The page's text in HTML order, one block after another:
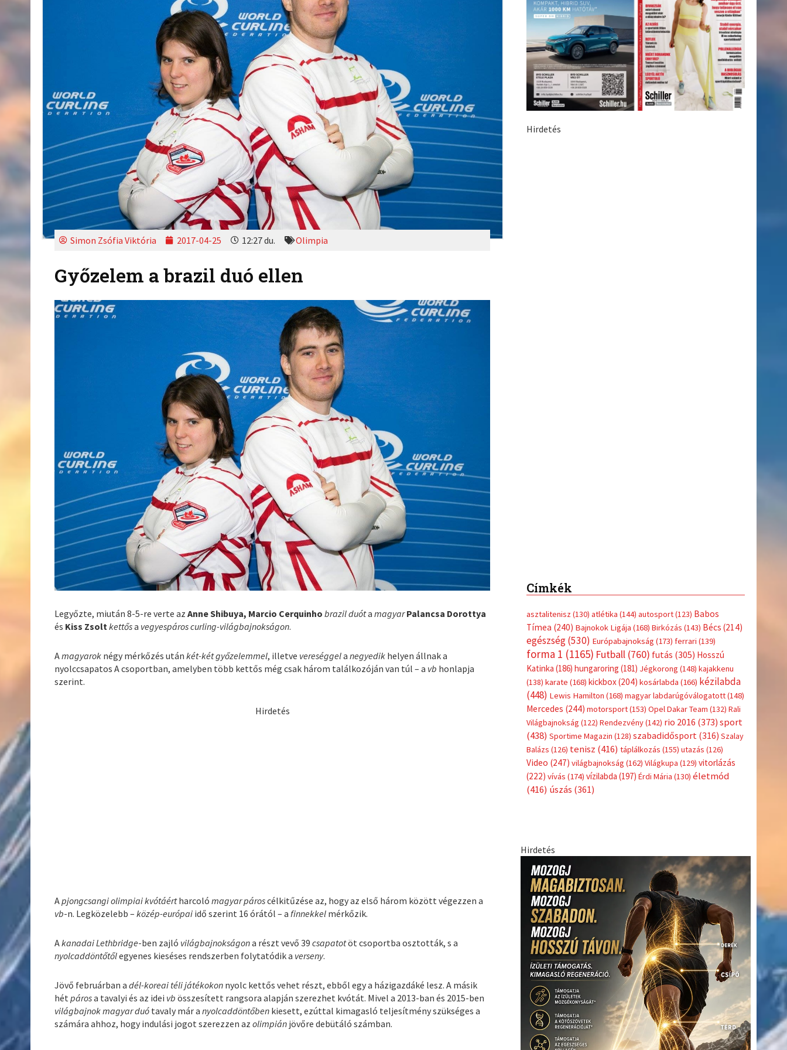
Simon Zsófia Viktória 2017-04-25 12:27 du. Olimpia
Győzelem a brazil duó ellen
Legyőzte, miután 8-5-re verte azAnne Shibuya, Marcio Cerquinho brazil duótamagyarPalancsa Dorottya
és Kiss Zsoltkettősa vegyespáros curling-világbajnokságon.
Amagyarok négy mérkőzés utánkét-két győzelemmel, illetve vereséggelanegyedik helyen állnak a
nyolccsapatos A csoportban, amelyben több kettős még csak három találkozóján van túl – a vb honlapja
szerint.
Hirdetés
Apjongcsangi olimpiai kvótáértharcolómagyar pároscélkitűzése az, hogy az első három között végezzen a
vb-n. Legközelebb –közép-európai idő szerint 16 órától – afinnekkel mérkőzik.
Akanadai Lethbridge-ben zajló világbajnokságona részt vevő 39csapatotöt csoportba osztották, s a
nyolcaddöntőtőlegyenes kieséses rendszerben folytatódik a verseny.
Jövő februárban adél-koreai téli játékokon nyolc kettős vehet részt, ebből egy a házigazdáké lesz. A másik
hétpárosa tavalyi és az idei vb összesített rangsora alapján szerezhet kvótát. Mivel a 2013-ban és 2015-ben
világbajnok magyar duó tavaly már anyolcaddöntőben kiesett, ezúttal kimagasló teljesítmény szükséges a
számára ahhoz, hogy indulási jogot szerezzen azolimpián jövőre debütáló számban.
Hirdetés
Címkék
asztalitenisz (130) atlétika (144) autosport(123) Babos
Tímea (240) Bajnokok Ligája (168) Birkózás (143) Bécs (214)
egészség(530) Európabajnokság (173) ferrari (139)
forma 1 (1165) Futball(760) futás (305) Hosszú
Katinka (186) hungaroring (181) Jégkorong (148) kajakkenu
(138) karate (168) kickbox(204) kosárlabda (166) kézilabda
(448) Lewis Hamilton (168) magyar labdarúgóválogatott(148)
Mercedes (244) motorsport(153) Opel Dakar Team (132) Rali
Világbajnokság (122) Rendezvény(142) rio 2016 (373) sport
(438) Sportime Magazin (128) szabadidősport (316) Szalay
Balázs (126) tenisz (416) táplálkozás (155) utazás (126)
Video (247) világbajnokság (162) Világkupa (129) vitorlázás
(222) vívás (174) vízilabda (197) Érdi Mária (130) életmód
(416) úszás (361)
Hirdetés